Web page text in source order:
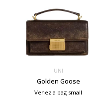
UNI
Golden Goose
Venezia bag small